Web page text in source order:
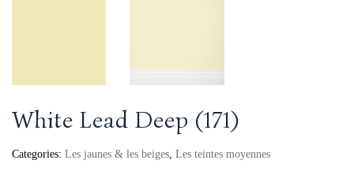
White Lead Deep (171)
Categories: Les jaunes & les beiges, Les teintes moyennes